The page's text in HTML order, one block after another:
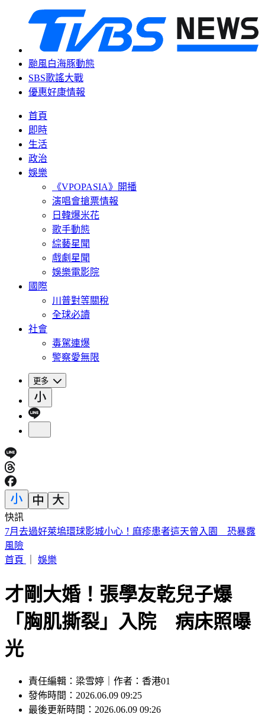
颱風白海豚動態
SBS歌謠大戰
優惠好康情報
首頁
即時
生活
政治
娛樂
《VPOPASIA》開播
演唱會搶票情報
日韓爆米花
歌手動態
綜藝星聞
戲劇星聞
娛樂電影院
國際
川普對等關稅
全球必讀
社會
毒駕連爆
警察愛無限
更多
快訊
快訊／宜蘭2層樓民宅起火「全面燃燒」 2童急逃
首頁
才剛大婚！張學友乾兒子爆
「胸肌撕裂」入院 病床照曝
光
發佈時間：2026.06.09 09:25
最後更新時間：2026.06.09 09:26